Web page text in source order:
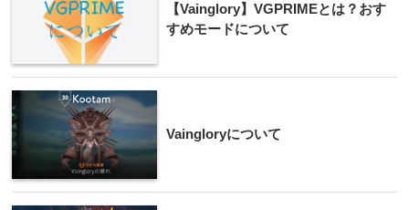
【Vainglory】VGPRIMEとは？おす
すめモードについて
Vaingloryについて